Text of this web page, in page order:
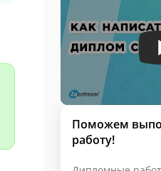
Поможем
работу!